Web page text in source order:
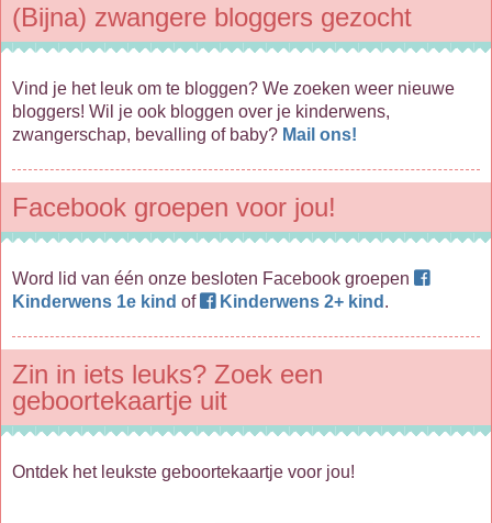
(Bijna) zwangere bloggers gezocht
Vind je het leuk om te bloggen? We zoeken weer nieuwe
bloggers! Wil je ook bloggen over je kinderwens,
zwangerschap, bevalling of baby? Mail ons!
Facebook groepen voor jou!
Word lid van één onze besloten Facebook groepen
Kinderwens 1e kind of Kinderwens 2+ kind .
Zin in iets leuks? Zoek een
geboortekaartje uit
Ontdek het leukste geboortekaartje voor jou!